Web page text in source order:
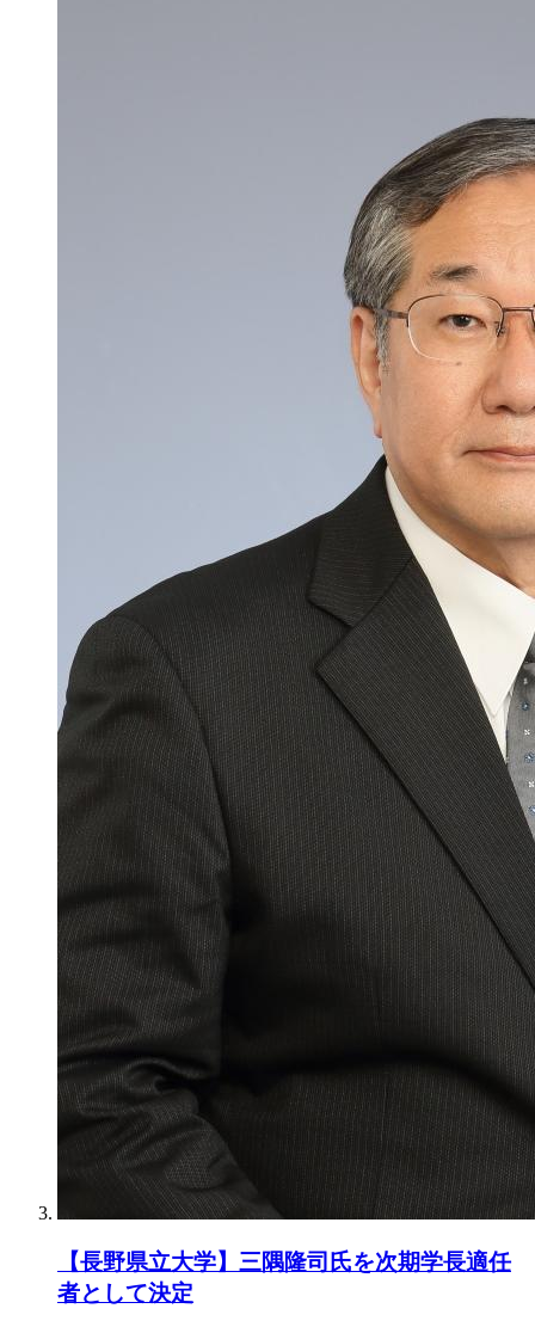
【長野県立大学】三隅隆司氏を次期学長適任
者として決定